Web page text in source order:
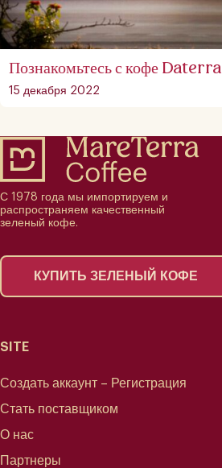
Познакомьтесь с кофе Daterra
15 декабря 2022
С 1978 года мы импортируем и
распространяем качественный
зеленый кофе.
КУПИТЬ ЗЕЛЕНЫЙ КОФЕ
SITE
Создать аккаунт – Регистрация
Стать поставщиком
О нас
Партнеры